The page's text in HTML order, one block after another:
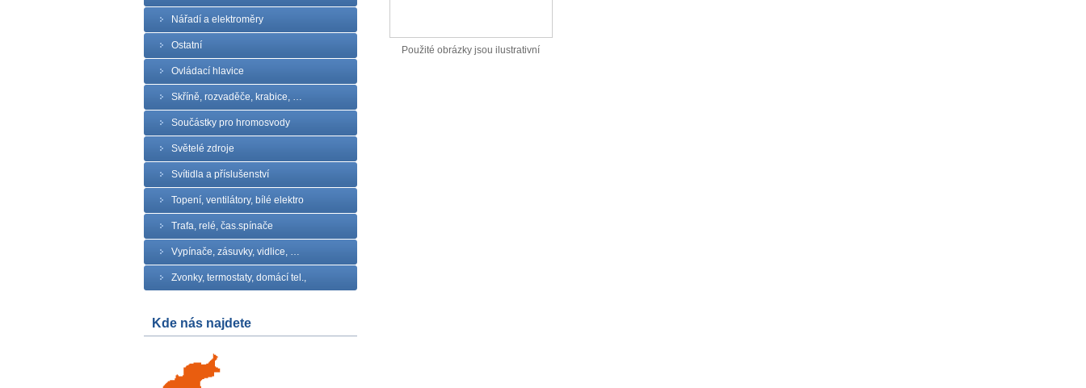
Nářadí a elektroměry
Ostatní
Ovládací hlavice
Skříně, rozvaděče, krabice, …
Součástky pro hromosvody
Světelé zdroje
Svítidla a příslušenství
Topení, ventilátory, bílé elektro
Trafa, relé, čas.spínače
Vypínače, zásuvky, vidlice, …
Zvonky, termostaty, domácí tel.,
Kde nás najdete
Použité obrázky jsou ilustrativní